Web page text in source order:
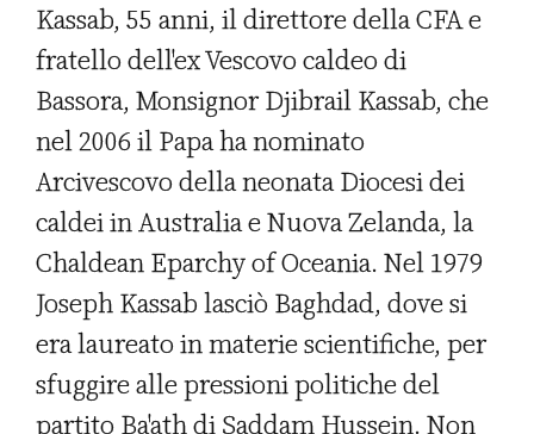
Kassab, 55 anni, il direttore della CFA e
fratello dell'ex Vescovo caldeo di
Bassora, Monsignor Djibrail Kassab, che
nel 2006 il Papa ha nominato
Arcivescovo della neonata Diocesi dei
caldei in Australia e Nuova Zelanda, la
Chaldean Eparchy of Oceania. Nel 1979
Joseph Kassab lasciò Baghdad, dove si
era laureato in materie scientifiche, per
sfuggire alle pressioni politiche del
partito Ba'ath di Saddam Hussein. Non